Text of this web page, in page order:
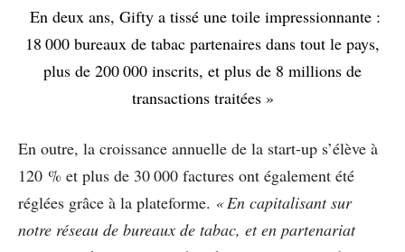
En deux ans, Gifty a tissé une toile impressionnante :
18 000 bureaux de tabac partenaires dans tout le pays,
plus de 200 000 inscrits, et plus de 8 millions de
transactions traitées »
En outre, la croissance annuelle de la start-up s’élève à
120 % et plus de 30 000 factures ont également été
réglées grâce à la plateforme. « En capitalisant sur
notre réseau de bureaux de tabac, et en partenariat